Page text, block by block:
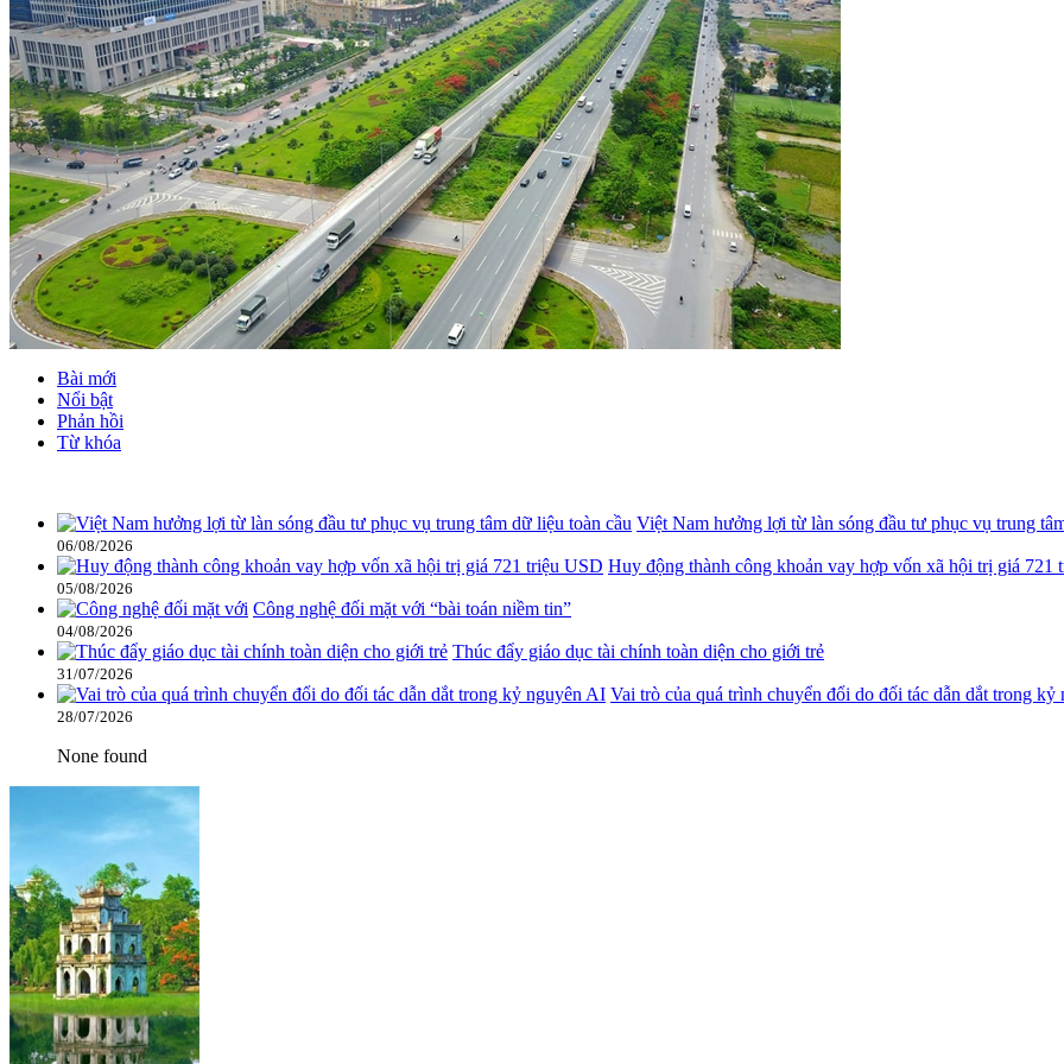
Bài mới
Nổi bật
Phản hồi
Từ khóa
Việt Nam hưởng lợi từ làn sóng đầu tư phục vụ trung
06/08/2026
Huy động thành công khoản vay hợp vốn xã hội trị giá 721
05/08/2026
Công nghệ đối mặt với “bài toán niềm tin”
04/08/2026
Thúc đẩy giáo dục tài chính toàn diện cho giới trẻ
31/07/2026
Vai trò của quá trình chuyển đổi do đối tác dẫn dắt trong kỷ
28/07/2026
None found